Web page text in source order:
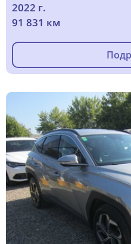
2022 г.
91 831 км